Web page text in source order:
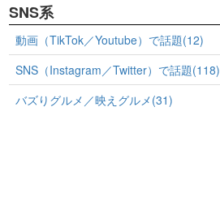
SNS系
動画（TikTok／Youtube）で話題(12)
SNS（Instagram／Twitter）で話題(118)
バズりグルメ／映えグルメ(31)